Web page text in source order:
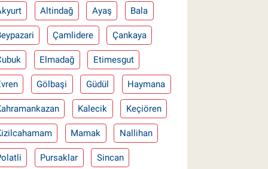
Altindağ Ayaş Bala
Çamlidere Çankaya
Elmadağ Etimesgut
Gölbaşi Güdül Haymana
Kalecik Keçiören
Mamak Nallihan
Pursaklar Sincan